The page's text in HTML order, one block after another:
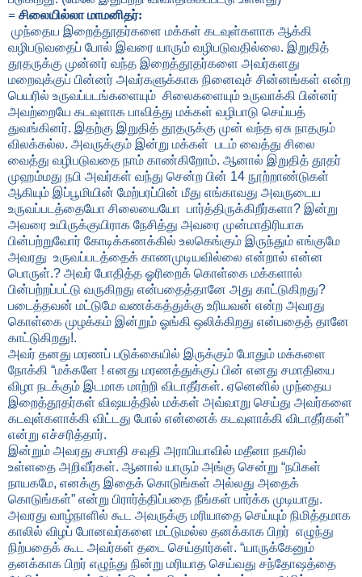
= சிலையில்லா மாமனிதர்:
முந்தைய இறைத்தூதர்களை மக்கள் கடவுள்களாக ஆக்கி
வழிபடுவதைப் போல் இவரை யாரும் வழிபடுவதில்லை. இறுதித்
தூதருக்கு முன்னர் வந்த இறைத்தூதர்களை அவர்களது
மறைவுக்குப் பின்னர் அவர்களுக்காக நினைவுச் சின்னங்கள் என்ற
பெயரில் உருவப்படங்களையும் சிலைகளையும் உருவாக்கி பின்னர்
அவற்றையே கடவுளாக பாவித்து மக்கள் வழிபாடு செய்யத்
துவங்கினர். இதற்கு இறுதித் தூதருக்கு முன் வந்த ஏசு நாதரும்
விலக்கல்ல. அவருக்கும் இன்று மக்கள் படம் வைத்து சிலை
வைத்து வழிபடுவதை நாம் காண்கிறோம். ஆனால் இறுதித் தூதர்
முஹம்மது நபி அவர்கள் வந்து சென்ற பின் 14 நூற்றாண்டுகள்
ஆகியும் இப்பூமியின் மேற்பரப்பின் மீது எங்காவது அவருடைய
உருவப்படத்தையோ சிலையையோ பார்த்திருக்கிறீர்களா? இன்று
அவரை உயிருக்குயிராக நேசித்து அவரை முன்மாதிரியாக
பின்பற்றுவோர் கோடிக்கணக்கில் உலகெங்கும் இருந்தும் எங்குமே
அவரது உருவப்படத்தைக் காணமுடியவில்லை என்றால் என்ன
பொருள்.? அவர் போதித்த ஓரிறைக் கொள்கை மக்களால்
பின்பற்றப்பட்டு வருகிறது என்பதைத்தானே அது காட்டுகிறது?
படைத்தவன் மட்டுமே வணக்கத்துக்கு உரியவன் என்ற அவரது
கொள்கை முழக்கம் இன்றும் ஓங்கி ஒலிக்கிறது என்பதைத் தானே
காட்டுகிறது!.
அவர் தனது மரணப் படுக்கையில் இருக்கும் போதும் மக்களை
நோக்கி “மக்களே ! எனது மரணத்துக்குப் பின் எனது சமாதியை
விழா நடக்கும் இடமாக மாற்றி விடாதீர்கள். ஏனெனில் முந்தைய
இறைத்தூதர்கள் விஷயத்தில் மக்கள் அவ்வாறு செய்து அவர்களை
கடவுள்களாக்கி விட்டது போல் என்னைக் கடவுளாக்கி விடாதீர்கள்”
என்று எச்சரித்தார்.
இன்றும் அவரது சமாதி சவுதி அராபியாவில் மதீனா நகரில்
உள்ளதை அறிவீர்கள். ஆனால் யாரும் அங்கு சென்று “நபிகள்
நாயகமே, எனக்கு இதைக் கொடுங்கள் அல்லது அதைக்
கொடுங்கள்” என்று பிரார்த்திப்பதை நீங்கள் பார்க்க முடியாது.
அவரது வாழ்நாளில் கூட அவருக்கு மரியாதை செய்யும் நிமித்தமாக
காலில் விழப் போனவர்களை மட்டுமல்ல தனக்காக பிறர் எழுந்து
நிற்பதைக் கூட அவர்கள் தடை செய்தார்கள். “யாருக்கேனும்
தனக்காக பிறர் எழுந்து நின்று மரியாத செய்வது சந்தோஷத்தை